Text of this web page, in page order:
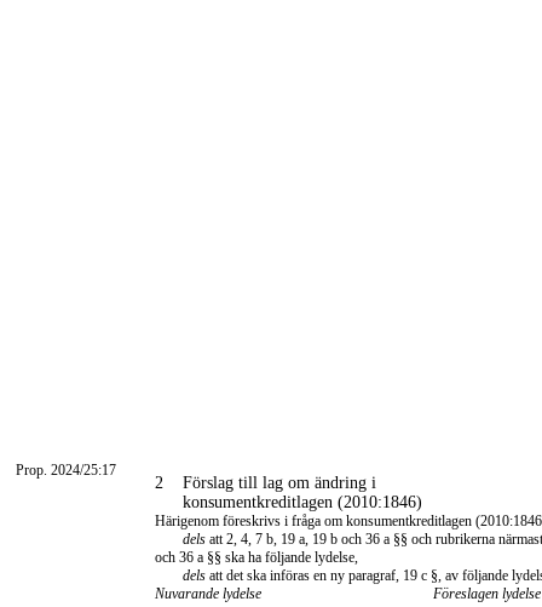
Prop. 2024/25:17
2
Förslag till lag om ändring i
konsumentkreditlagen (2010:1846)
Härigenom föreskrivs i fråga om konsumentkreditlagen
dels att 2, 4, 7 b, 19 a, 19 b och 36 a §§ och rubrikerna
och 36 a §§ ska ha följande lydelse,
dels att det ska införas en ny paragraf, 19 c §, av följande
Nuvarande lydelse
Föreslagen lydelse